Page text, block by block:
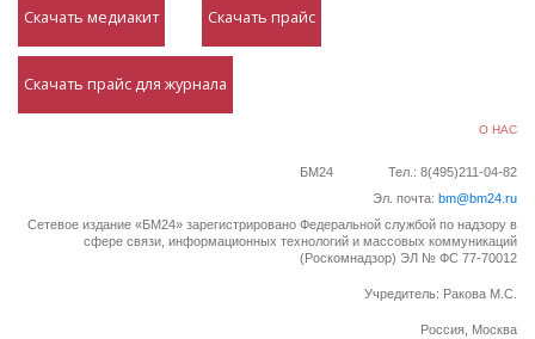
Скачать медиакит Скачать прайс
Скачать прайс для журнала
О НАС
БМ24
Тел.: 8(495)211-04-82
Эл. почта: bm@bm24.ru
Сетевое издание «БМ24» зарегистрировано Федеральной службой по надзору в
сфере связи, информационных технологий и массовых коммуникаций
(Роскомнадзор) ЭЛ № ФС 77-70012
Учредитель: Ракова М.С.
Россия, Москва